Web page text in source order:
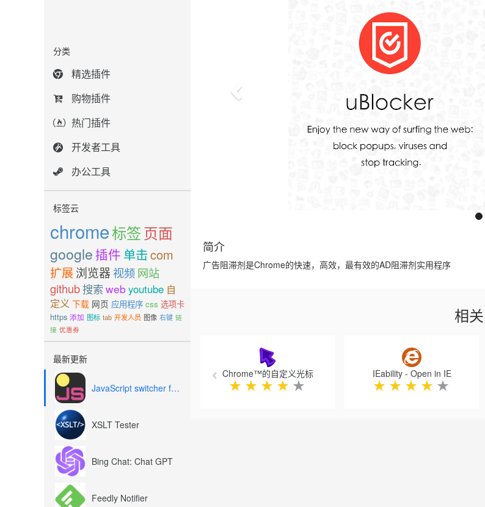
分类
精选插件
购物插件
热门插件
开发者工具
办公工具
标签云
chrome标签页面
google 插件 单击com
扩展浏览器 视频网站
github搜索web youtube 自
定义 下载 网页 应用程序 css 选项卡
https 添加 图标 tab 开发人员 图像 右键 链
接 优惠券
最新更新
JavaScript switcher for SEO and development
XSLT Tester
Bing Chat: Chat GPT
Feedly Notifier
简介
广告阻滞剂是Chrome的快速，高效，最有效的AD阻滞剂实用程序
相
Chrome™的自定义光标
★ ★ ★ ★ ★
IEability - Open in IE
★ ★ ★ ★ ★